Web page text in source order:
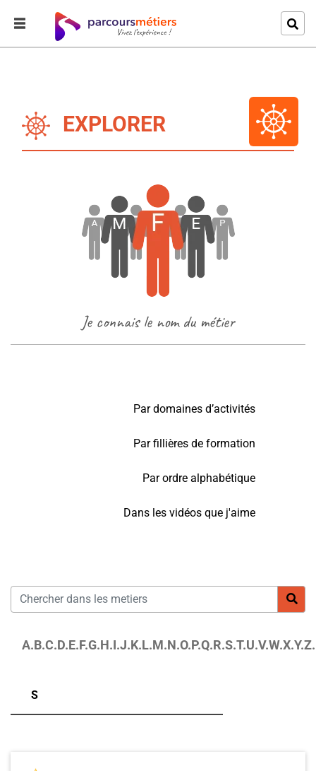
EXPLORER
Je connais le nom du métier
Par domaines d’activités
Par fillières de formation
Par ordre alphabétique
Dans les vidéos que j'aime
A.B.C.D.E.F.G.H.I.J.K.L.M.N.O.P.Q.R.S.T.U.V.W.X.Y.Z.
S